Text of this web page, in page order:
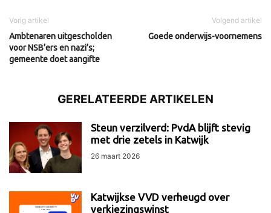
Vorig artikel
Ambtenaren uitgescholden
voor NSB’ers en nazi’s;
gemeente doet aangifte
Volgend artikel
Goede onderwijs-voornemens
GERELATEERDE ARTIKELEN
Steun verzilverd: PvdA blijft stevig
met drie zetels in Katwijk
26 maart 2026
Katwijkse VVD verheugd over
verkiezingswinst